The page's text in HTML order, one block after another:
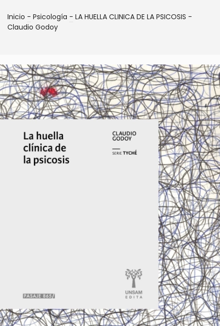
Inicio - Psicología - LA HUELLA CLINICA DE LA PSICOSIS -
Claudio Godoy